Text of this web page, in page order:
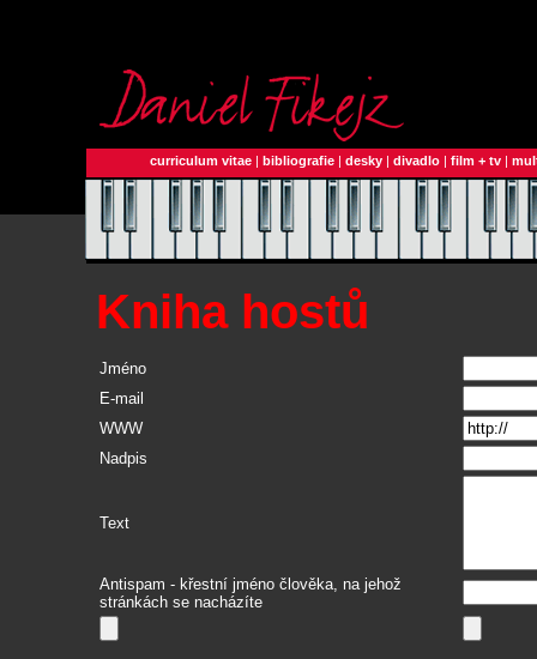
curriculum vitae | bibliografie | desky | divadlo | film + tv |
Kniha hostů
Jméno
E-mail
WWW
Nadpis
Text
Antispam - křestní jméno člověka, na jehož
stránkách se nacházíte